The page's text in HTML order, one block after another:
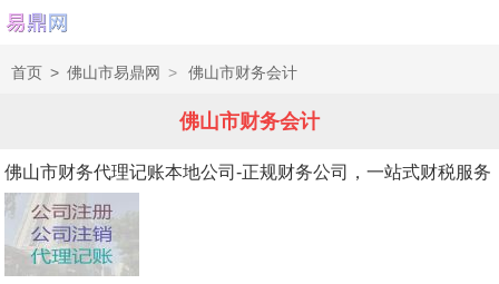
首页 > 佛山市易鼎网 > 佛山市财务会计
佛山市财务会计
佛山市财务代理记账本地公司-正规财务公司，一站式财税服务